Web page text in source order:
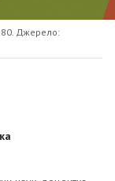
Джерело: